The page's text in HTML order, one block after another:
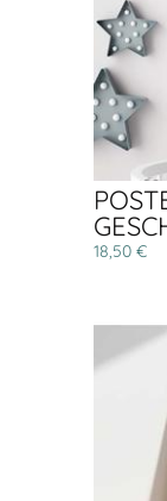
18,50 €